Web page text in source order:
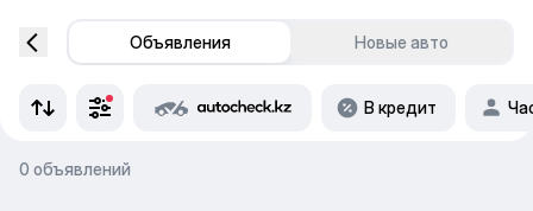
Объявления Новые авто
В кредит
0 объявлений